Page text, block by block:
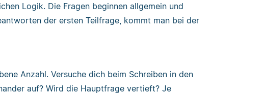
Logik. Die Fragen beginnen allgemein und
der ersten Teilfrage, kommt man bei der
Anzahl. Versuche dich beim Schreiben in den
auf? Wird die Hauptfrage vertieft? Je